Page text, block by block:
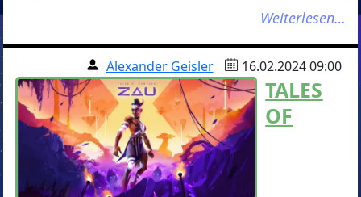
Weiterlesen…
Alexander Geisler 16.02.2024 09:00
TALES
OF